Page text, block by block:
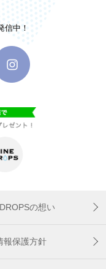
信中！
の想い
報保護方針